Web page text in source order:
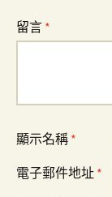
留言 *
顯示名稱 *
電子郵件地址 *